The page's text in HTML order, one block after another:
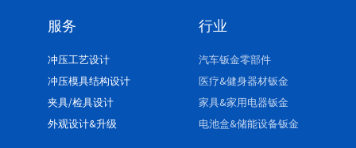
服务
冲压工艺设计
冲压模具结构设计
夹具/检具设计
外观设计&升级
行业
汽车钣金零部件
医疗&健身器材钣金
家具&家用电器钣金
电池盒&储能设备钣金